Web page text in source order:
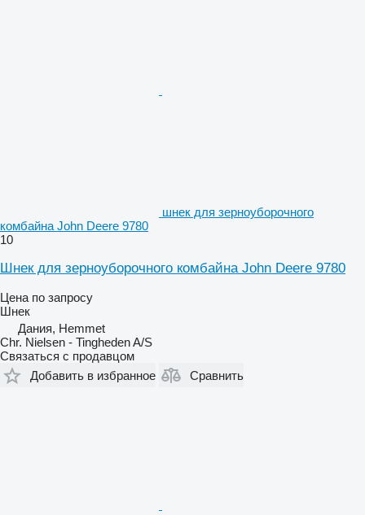
шнек для зерноуборочного
комбайна John Deere 9780
10
Шнек для зерноуборочного комбайна John Deere 9780
Цена по запросу
Шнек
Дания, Hemmet
Chr. Nielsen - Tingheden A/S
Связаться с продавцом
Добавить в избранное
Сравнить